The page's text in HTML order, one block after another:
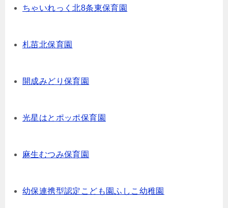
ちゃいれっく北8条東保育園
札苗北保育園
開成みどり保育園
光星はとポッポ保育園
麻生むつみ保育園
幼保連携型認定こども園ふしこ幼稚園